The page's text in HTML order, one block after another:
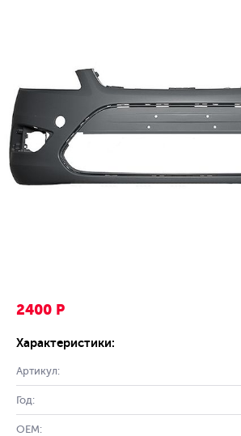
2400 Р
Характеристики:
Артикул:
Год:
OEM: